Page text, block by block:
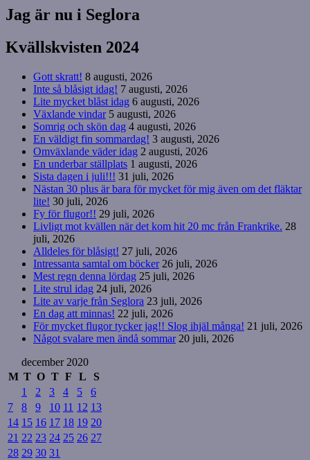
Jag är nu i Seglora
Kvällskvisten 2024
Gott skratt! 8 augusti, 2026
Inte så blåsigt idag! 7 augusti, 2026
Lite mycket blåst idag 6 augusti, 2026
Växlande vindar 5 augusti, 2026
Somrig och skön dag 4 augusti, 2026
En väldigt fin sommardag! 3 augusti, 2026
Omväxlande väder idag 2 augusti, 2026
En underbar ställplats 1 augusti, 2026
Sista dagen i juli!!! 31 juli, 2026
Nästan 30 plus är bara för mycket för mig även om det fläktar
lite! 30 juli, 2026
Fy för flugor!! 29 juli, 2026
Livligt mot kvällen när det kom hit 20 mc från Frankrike. 28
juli, 2026
Alldeles för blåsigt! 27 juli, 2026
Intressanta samtal om böcker 26 juli, 2026
Mest regn denna lördag 25 juli, 2026
Lite strul idag 24 juli, 2026
Lite av varje från Seglora 23 juli, 2026
En dag att minnas! 22 juli, 2026
För mycket flugor tycker jag!! Slog ihjäl många! 21 juli, 2026
Något svalare men ändå sommar 20 juli, 2026
december 2020
M T O T F L
S
1
2 3 4 5
6
7
8 9 10 11 12 13
14 15 16 17 18 19 20
21 22 23 24 25 26 27
28 29 30 31